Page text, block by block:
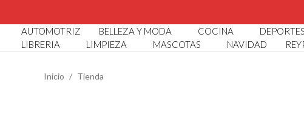
AUTOMOTRIZ BELLEZA Y MODA COCINA DEPORTES
LIBRERIA
LIMPIEZA MASCOTAS NAVIDAD
SUGERENCIAS
Inicio Tienda